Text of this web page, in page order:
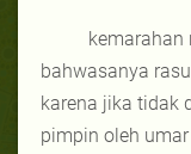
kemarahan
bahwasanya
karena jika tidak
pimpin oleh